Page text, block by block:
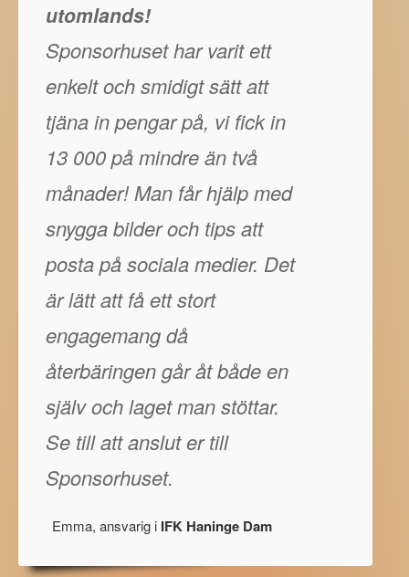
utomlands!
Sponsorhuset har varit ett
enkelt och smidigt sätt att
tjäna in pengar på, vi fick in
13 000 på mindre än två
månader! Man får hjälp med
snygga bilder och tips att
posta på sociala medier. Det
är lätt att få ett stort
engagemang då
återbäringen går åt både en
själv och laget man stöttar.
Se till att anslut er till
Sponsorhuset.
Emma, ansvarig i IFK Haninge Dam